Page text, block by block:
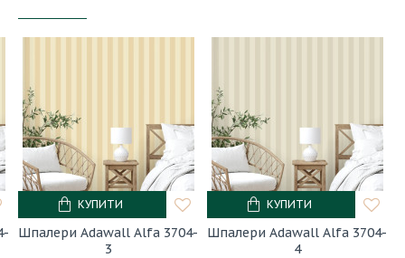
Шпалери Adawall Alfa 3704-
3
КУПИТИ
Шпалери Adawall Alfa 3704-
4
КУПИТИ